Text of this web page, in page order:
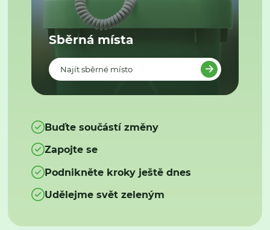
Sběrná místa
Najít sběrné místo
Buďte součástí změny
Zapojte se
Podnikněte kroky ještě dnes
Udělejme svět zeleným